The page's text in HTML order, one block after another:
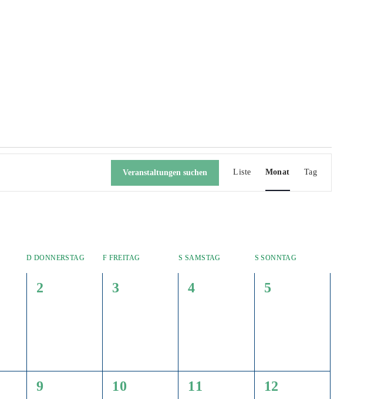
Veranstaltungen suchen
Ansichten-
Liste Monat Tag
DDONNERSTAG F FREITAG S SAMSTAG SSONNTAG
0
2
0
3
0
4
0
5
0
9
0
10
0
11
0
12